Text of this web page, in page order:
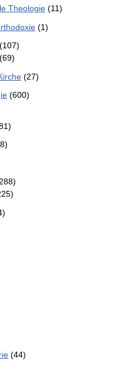
Theologie(11)
(1)
(27)
(600)
(44)